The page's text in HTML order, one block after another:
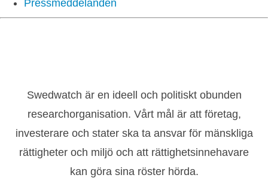
Pressmeddelanden
Swedwatch är en ideell och politiskt obunden
researchorganisation. Vårt mål är att företag,
investerare och stater ska ta ansvar för mänskliga
rättigheter och miljö och att rättighetsinnehavare
kan göra sina röster hörda.